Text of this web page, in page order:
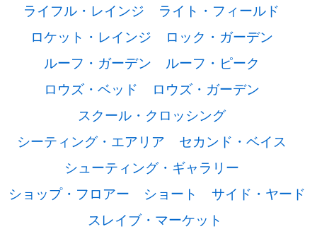
ライフル・レインジ
ライト・フィールド
ロケット・レインジ
ロック・ガーデン
ルーフ・ガーデン
ルーフ・ピーク
ロウズ・ベッド
ロウズ・ガーデン
スクール・クロッシング
シーティング・エアリア
セカンド・ベイス
シューティング・ギャラリー
ショップ・フロアー
ショート
サイド・ヤード
スレイブ・マーケット